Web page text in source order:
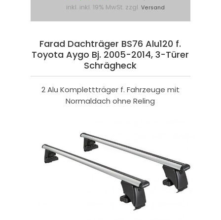
inkl. inkl. 19% MwSt. zzgl. Versand
Farad Dachträger BS76 Alu120 f.
Toyota Aygo Bj. 2005-2014, 3-Türer
Schrägheck
2 Alu Komplettträger f. Fahrzeuge mit
Normaldach ohne Reling